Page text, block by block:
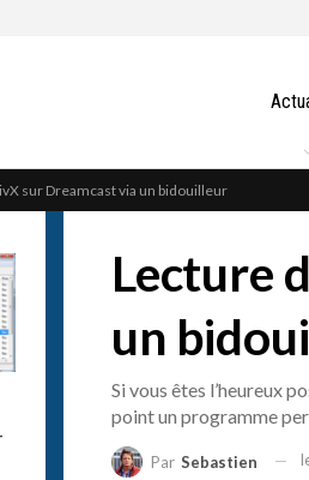
sur Dreamcast via un bidouilleur
Lecture
un
Si vous êtes l’heureux
point un programme
Par Sebastien